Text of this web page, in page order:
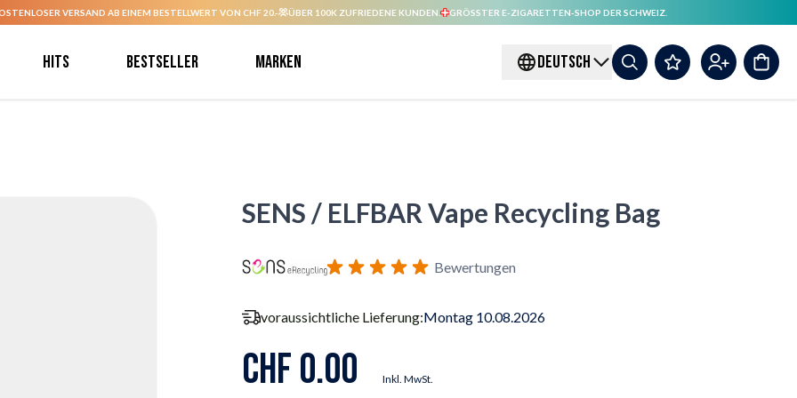
VERSAND AB EINEM BESTELLWERT VON CHF 20.- ÜBER 100K ZUFRIEDENE KUNDEN. GRÖSSTER E-ZIGARETTEN-SHOP DER SCHWEIZ.
Hits Bestseller Marken DEUTSCH
SENS / ELFBAR Vape Recycling Bag
Bewertungen
voraussichtliche Lieferung:Montag 10.08.2026
CHF 0.00 Inkl. MwSt.